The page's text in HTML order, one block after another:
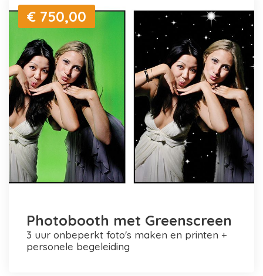
€ 750,00
Photobooth met Greenscreen
3 uur onbeperkt foto's maken en printen +
personele begeleiding